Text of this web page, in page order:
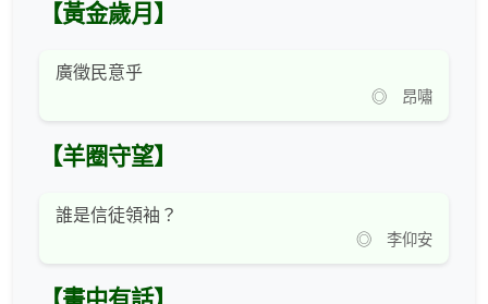
【黃金歲月】
廣徵民意乎
◎ 昂嘯
【羊圈守望】
誰是信徒領袖？
◎ 李仰安